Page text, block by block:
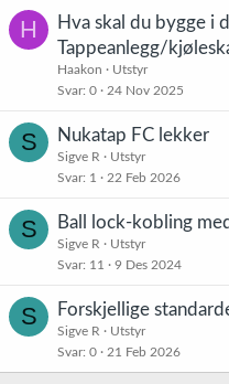
H
Hva skal du bygge i
Tappeanlegg/
Haakon
Utstyr
Svar 0 24 Nov 2025
S Nukatap FC lekker
Sigve R
Utstyr
Svar 1 22 Feb 2026
S Ball lock-kobling
Sigve R
Utstyr
Svar 11 9 Des 2024
S Forskjellige
Sigve R
Utstyr
Svar 0 21 Feb 2026